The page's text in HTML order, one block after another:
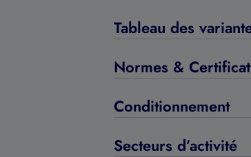
Tableau des
Normes &
Conditionnement
Secteurs d’activité